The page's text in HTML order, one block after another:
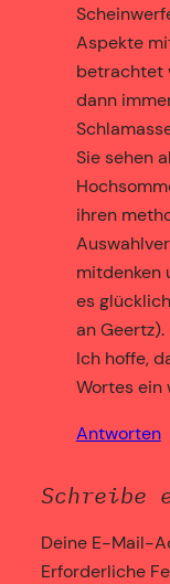
Aspekte
betrachtet
dann
Sie sehen
ihren
mitdenken
es
an Geertz).
Ich hoffe,
Wortes ein
Antworten
Schreibe
Deine E-Mail-
Erforderliche